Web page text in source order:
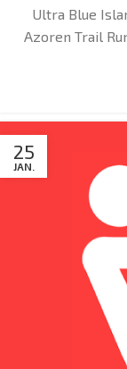
Ultra Blue
Azoren Trail
25
JAN.